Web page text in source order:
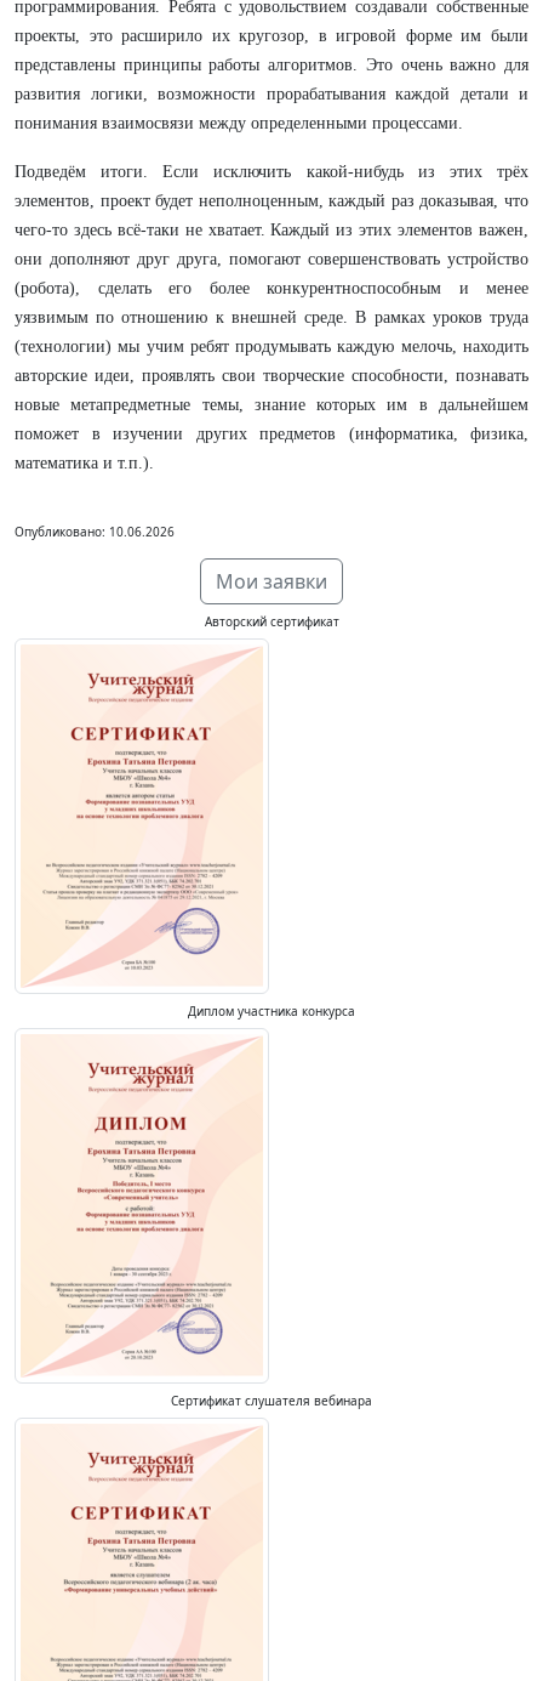
программирования. Ребята с удовольствием создавали собственные
проекты, это расширило их кругозор, в игровой форме им были
представлены принципы работы алгоритмов. Это очень важно для
развития логики, возможности прорабатывания каждой детали и
понимания взаимосвязи между определенными процессами.
Подведём итоги. Если исключить какой-нибудь из этих трёх
элементов, проект будет неполноценным, каждый раз доказывая, что
чего-то здесь всё-таки не хватает. Каждый из этих элементов важен,
они дополняют друг друга, помогают совершенствовать устройство
(робота), сделать его более конкурентноспособным и менее
уязвимым по отношению к внешней среде. В рамках уроков труда
(технологии) мы учим ребят продумывать каждую мелочь, находить
авторские идеи, проявлять свои творческие способности, познавать
новые метапредметные темы, знание которых им в дальнейшем
поможет в изучении других предметов (информатика, физика,
математика и т.п.).
Опубликовано: 10.06.2026
Мои заявки
Авторский сертификат
Диплом участника конкурса
Сертификат слушателя вебинара